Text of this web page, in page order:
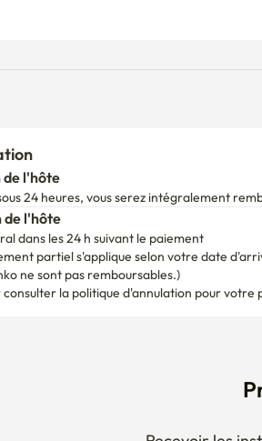
l'hôte
24 heures, vous serez intégralement
de l'hôte
dans les 24 h suivant le paiement
partiel s'applique selon votre date
ne sont pas remboursables.)
la politique d'annulation pour votre